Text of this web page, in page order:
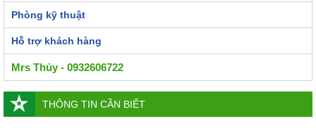
Phòng kỹ thuật
Hỗ trợ khách hàng
Mrs Thủy - 0932606722
THÔNG TIN CẦN BIẾT